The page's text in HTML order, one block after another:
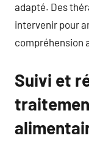
adapté. Des
intervenir pour
compréhension
Suivi et